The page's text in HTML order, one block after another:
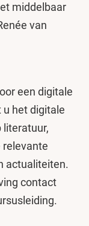
middelbaar
van
een digitale
u het digitale
literatuur,
relevante
actualiteiten.
contact